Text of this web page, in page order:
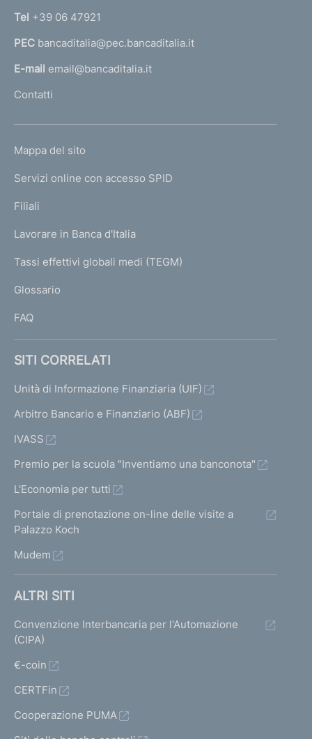
n
a
l
'
m
e
a
g
Tel +39 06 47921
PEC bancaditalia@pec.bancaditalia.it
E-mail email@bancaditalia.it
Contatti
L
N
K
T
I
I
Mappa del sito
Servizi online con accesso SPID
Filiali
Lavorare in Banca d'Italia
Tassi effettivi globali medi (TEGM)
Glossario
FAQ
SITI CORRELATI
Unità di Informazione Finanziaria (UIF)
Arbitro Bancario e Finanziario (ABF)
IVASS
Premio per la scuola "Inventiamo una banconota"
L'Economia per tutti
Portale di prenotazione on-line delle visite a
Palazzo Koch
Mudem
ALTRI SITI
Convenzione Interbancaria per l'Automazione
(CIPA)
€-coin
CERTFin
Cooperazione PUMA